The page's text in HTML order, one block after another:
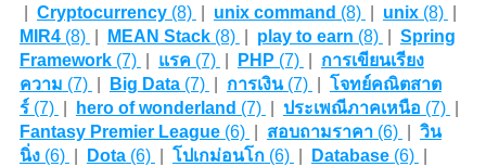
Cryptocurrency(8) unix command (8) unix(8)
MIR4(8) MEAN Stack(8) play to earn (8)
Spring
Framework(7) แรค (7) PHP (7)
การเขียนเรียง
ความ (7) Big Data(7) การเงิน(7)
โจทย์คณิตสาต
ร์(7) hero of wonderland (7) ประเพณีภาคเหนือ (7)
Fantasy Premier League(6) สอบถามราคา(6)
วิน
นิ่ง(6) Dota(6) โปเกม่อนโก(6) Database(6)